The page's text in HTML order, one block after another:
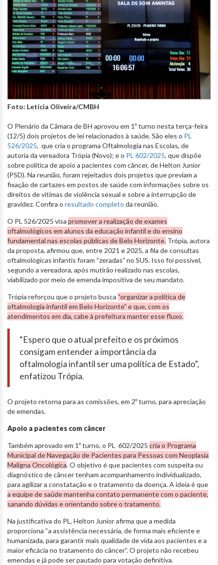
Foto: Letícia Oliveira/CMBH
O Plenário da Câmara de BH aprovou em 1º turno nesta terça-feira
(12/5) dois projetos de lei relacionados à saúde. São eles o PL
526/2025, que cria o programa Oftalmologia nas Escolas, de
autoria da vereadora Trópia (Novo); e o PL 602/2025, que dispõe
sobre política de apoio a pacientes com câncer, de Helton Junior
(PSD). Na reunião, foram rejeitados dois projetos que previam a
fixação de cartazes em postos de saúde com informações sobre os
direitos de vítimas de violência sexual e sobre a interrupção de
gravidez.Confira o resultado completo da reunião.
O PL 526/2025 visa promover a realização de exames
oftalmológicos em alunos da educação infantil e do ensino
fundamental nas escolas públicas de Belo Horizonte. Trópia, autora
da proposta, afirmou que, entre 2021 e 2025, a fila de consultas
oftalmológicas infantis foram “zeradas” no SUS. Isso foi possível,
segundo a vereadora, após mutirão realizado nas escolas,
viabilizado por meio de emenda impositiva de seu mandato.
Trópia reforçou que o projeto busca “organizar a política de
oftalmologia infantil em Belo Horizonte” e que, com os
atendimentos em dia, cabe à prefeitura manter esse fluxo.
“Espero que o atual prefeito e os próximos
consigam entender a importância da
oftalmologia infantil ser uma política de Estado”,
enfatizou Trópia.
O projeto retorna para as comissões, em 2º turno, para apreciação
de emendas.
Apoio a pacientes com câncer
Também aprovado em 1º turno, o PL 602/2025 cria o Programa
Municipal de Navegação de Pacientes para Pessoas com Neoplasia
Maligna Oncológica. O objetivo é que pacientes com suspeita ou
diagnóstico de câncer tenham acompanhamento individualizado,
para agilizar a constatação e o tratamento da doença. A ideia é que
a equipe de saúde mantenha contato permanente com o paciente,
sanando dúvidas e orientando sobre o tratamento.
Na justificativa do PL, Helton Junior afirma que a medida
proporciona “a assistência necessária, de forma mais eficiente e
humanizada, para garantir mais qualidade de vida aos pacientes e a
maior eficácia no tratamento do câncer”. O projeto não recebeu
emendas e já pode ser pautado para votação definitiva.